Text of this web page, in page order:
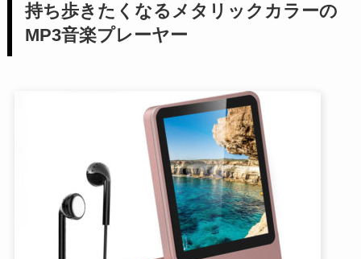
持ち歩きたくなるメタリックカラーの
MP3音楽プレーヤー